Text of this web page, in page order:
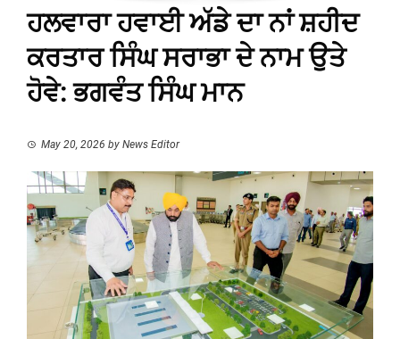
ਹਲਵਾਰਾ ਹਵਾਈ ਅੱਡੇ ਦਾ ਨਾਂ ਸ਼ਹੀਦ
ਕਰਤਾਰ ਸਿੰਘ ਸਰਾਭਾ ਦੇ ਨਾਮ ਉਤੇ
ਹੋਵੇ: ਭਗਵੰਤ ਸਿੰਘ ਮਾਨ
May 20, 2026 by News Editor